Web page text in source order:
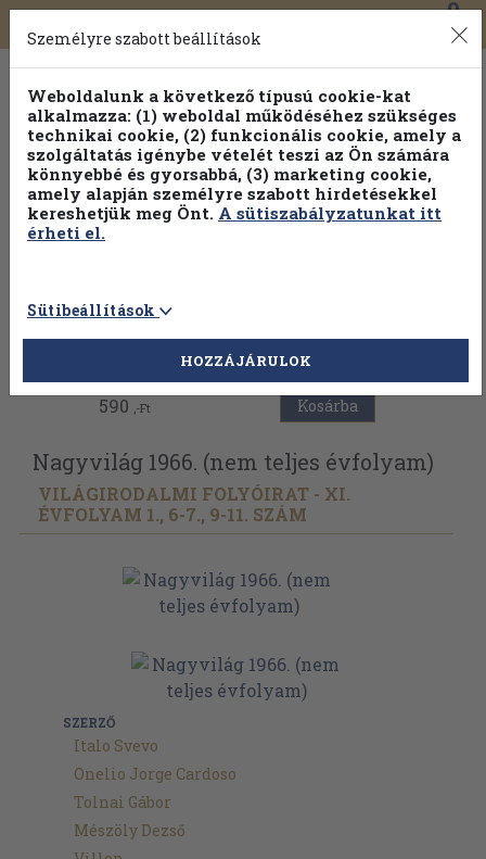
Toggle
navigation
0
Vissza az előző oldalra
590 ,-Ft Kosárba
Nagyvilág 1966. (nem teljes évfolyam)
VILÁGIRODALMI FOLYÓIRAT - XI.
ÉVFOLYAM 1., 6-7., 9-11. SZÁM
SZERZŐ
Italo Svevo
Onelio Jorge Cardoso
Tolnai Gábor
Mészöly Dezső
Személyre szabott beállítások
Weboldalunk a következő típusú cookie-kat
alkalmazza: (1) weboldal működéséhez szükséges
technikai cookie, (2) funkcionális cookie, amely a
szolgáltatás igénybe vételét teszi az Ön számára
könnyebbé és gyorsabbá, (3) marketing cookie,
amely alapján személyre szabott hirdetésekkel
kereshetjük meg Önt. A sütiszabályzatunkat itt
érheti el.
Sütibeállítások
HOZZÁJÁRULOK